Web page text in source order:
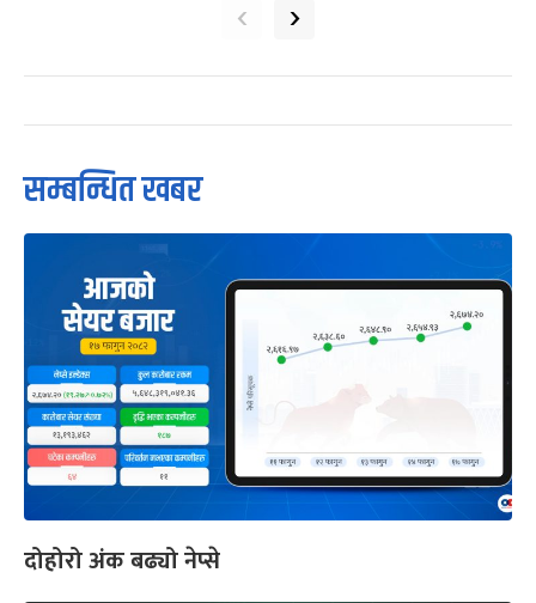
‹ ›
सम्बन्धित खबर
दोहोरो अंक बढ्यो नेप्से